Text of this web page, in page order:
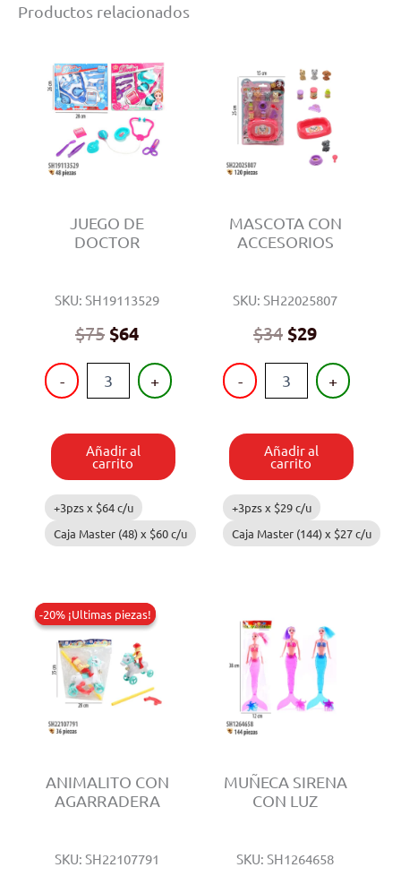
Productos relacionados
JUEGO DE
DOCTOR
SKU: SH19113529
$75 $64
-
JUEGO
DE
+
Añadir al
carrito
+3pzs x $64c/u
Caja Master (48) x $60c/u
MASCOTA CON
ACCESORIOS
SKU: SH22025807
$34 $29
-
MASCOTA
CON
+
Añadir al
carrito
+3pzs x $29c/u
Caja Master (144) x $27c/u
-20% ¡Ultimas piezas!
ANIMALITO CON
AGARRADERA
SKU: SH22107791
-20% ¡Ultimas piezas!
MUÑECA SIRENA
CON LUZ
SKU: SH1264658